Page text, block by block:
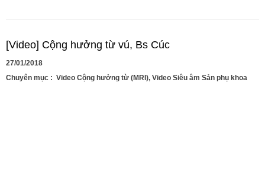
[Video] Cộng hưởng từ vú, Bs Cúc
27/01/2018
Chuyên mục : Video Cộng hưởng từ (MRI), Video Siêu âm Sản phụ khoa